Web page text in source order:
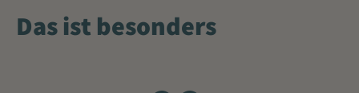
Das ist besonders